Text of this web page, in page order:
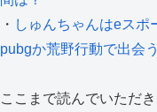
・ しゅんちゃんはeスポ
pubgか荒野行動で出会
ここまで読んでいただ